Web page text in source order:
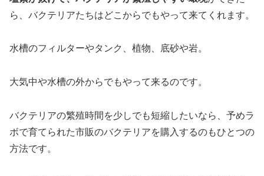
ら、バクテリアたちはどこからでもやって来てくれます。
水槽のフィルターやタンク、植物、底砂や岩。
大気中や水槽の外からでもやって来るのです。
バクテリアの繁殖時間を少しでも短縮したいなら、予めラ
ボで育てられた市販のバクテリアを購入するのもひとつの
方法です。